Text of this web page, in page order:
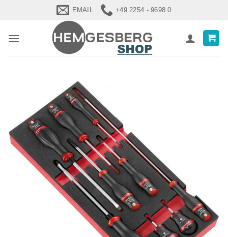
EMAIL +49 2254 - 9698 0